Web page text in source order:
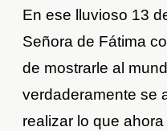
En ese lluvioso 13
Señora de Fátima
de mostrarle al
verdaderamente se
realizar lo que